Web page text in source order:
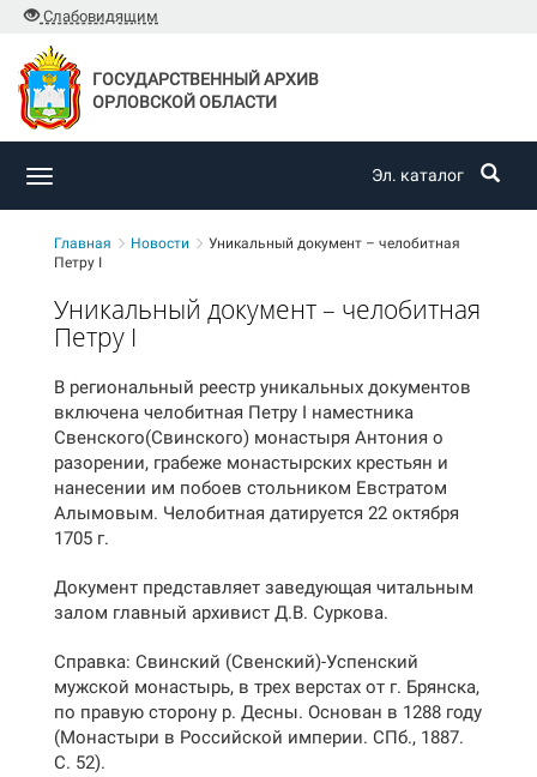
Слабовидящим
ГОСУДАРСТВЕННЫЙ АРХИВ
ОРЛОВСКОЙ ОБЛАСТИ
Toggle
Эл. каталог
Главная Новости
Уникальный документ – челобитная
Петру I
Уникальный документ – челобитная
Петру I
В региональный реестр уникальных документов
включена челобитная Петру I наместника
Свенского(Свинского) монастыря Антония о
разорении, грабеже монастырских крестьян и
нанесении им побоев стольником Евстратом
Алымовым. Челобитная датируется 22 октября
1705 г.
Документ представляет заведующая читальным
залом главный архивист Д.В. Суркова.
Справка: Свинский (Свенский)-Успенский
мужской монастырь, в трех верстах от г. Брянска,
по правую сторону р. Десны. Основан в 1288 году
(Монастыри в Российской империи. СПб., 1887.
С. 52).